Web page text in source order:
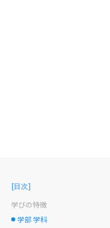
[目次]
学びの特徴
選択中のドット
学部 学科